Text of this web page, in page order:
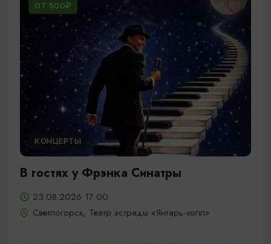
ОТ 500₽
КОНЦЕРТЫ
В гостях у Фрэнка Синатры
23.08.2026 17:00
Светлогорск, Театр эстрады «Янтарь-холл»